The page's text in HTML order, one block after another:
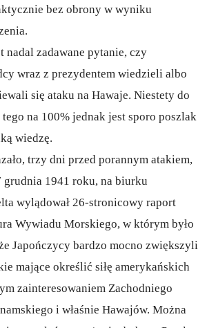
bez obrony w wyniku
nadal zadawane pytanie, czy
wraz z prezydentem wiedzieli albo
się ataku na Hawaje. Niestety do
na 100% jednak jest sporo poszlak
wiedzę.
trzy dni przed porannym atakiem,
grudnia 1941 roku, na biurku
wylądował 26-stronicowy raport
Wywiadu Morskiego, w którym było
Japończycy bardzo mocno zwiększyli
mające określić siłę amerykańskich
zainteresowaniem Zachodniego
i właśnie Hawajów. Można